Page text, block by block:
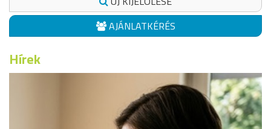
AJÁNLATKÉRÉS
Hírek